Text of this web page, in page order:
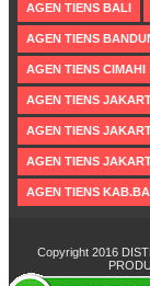
AGEN TIENS BALI
AGEN TIENS
AGEN TIENS CIMAHI
AGEN TIENS
AGEN TIENS
AGEN TIENS
AGEN TIENS
Copyright 2016